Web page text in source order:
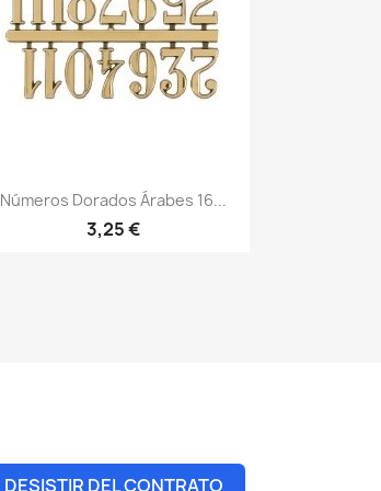
Números Dorados Árabes 16...
3,25 €
DESISTIR DEL CONTRATO